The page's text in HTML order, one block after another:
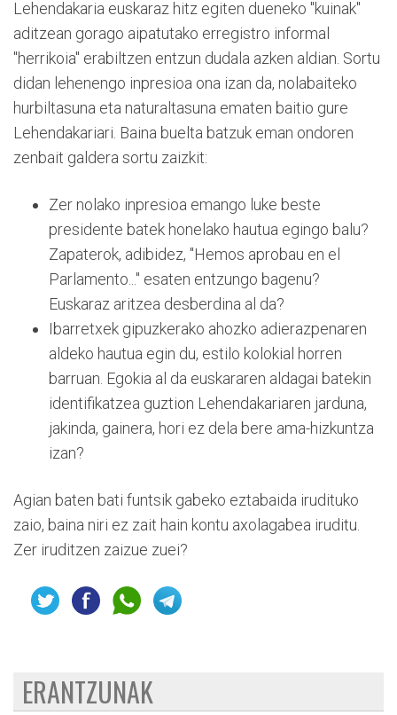
Lehendakaria euskaraz hitz egiten dueneko "kuinak"
aditzean gorago aipatutako erregistro informal
"herrikoia" erabiltzen entzun dudala azken aldian. Sortu
didan lehenengo inpresioa ona izan da, nolabaiteko
hurbiltasuna eta naturaltasuna ematen baitio gure
Lehendakariari. Baina buelta batzuk eman ondoren
zenbait galdera sortu zaizkit:
Zer nolako inpresioa emango luke beste
presidente batek honelako hautua egingo balu?
Zapaterok, adibidez, "Hemos aprobau en el
Parlamento..." esaten entzungo bagenu?
Euskaraz aritzea desberdina al da?
Ibarretxek gipuzkerako ahozko adierazpenaren
aldeko hautua egin du, estilo kolokial horren
barruan. Egokia al da euskararen aldagai batekin
identifikatzea guztion Lehendakariaren jarduna,
jakinda, gainera, hori ez dela bere ama-hizkuntza
izan?
Agian baten bati funtsik gabeko eztabaida irudituko
zaio, baina niri ez zait hain kontu axolagabea iruditu.
Zer iruditzen zaizue zuei?
ERANTZUNAK